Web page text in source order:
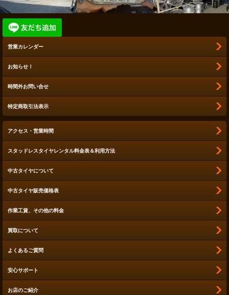
営業カレンダー
お知らせ！
時間外お問い合せ
特定商取引法表示
アクセス・営業時間
スタッドレスタイヤレンタル料金表＆利用方法
中古タイヤについて
中古タイヤ販売価格表
作業工賃、その他の料金
買取について
よくあるご質問
安心サポート
お店のご紹介